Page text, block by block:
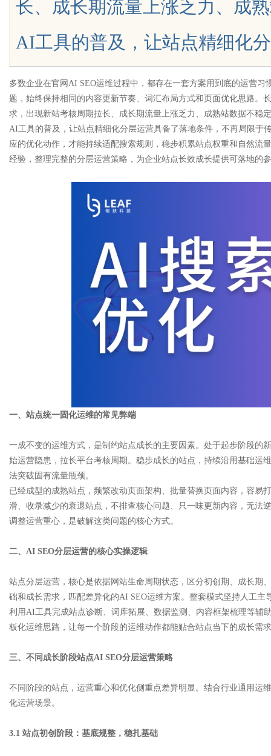
Bo
长、成长期流量上涨乏力、成
AI工具的普及，让站点精细化
多数企业在官网AI SEO运维过程中，都存在一套方案用到底的运营
题，始终保持相同的内容更新节奏、词汇布局方式和页面优化思路。
求，出现新站考核周期拉长、成长期流量上涨乏力、成熟站数据不稳
AI工具的普及，让站点精细化分层运营具备了落地条件，不再局限于
应的优化动作，才能持续适配搜索规则，稳步积累站点权重和自然流
经验，整理完整的分层运营策略，为企业站点长效成长提供可落地的
一、站点统一固化运维的常见弊端
一成不变的运维方式，是制约站点成长的主要因素。处于起步阶段的
始运营隐患，拉长平台考核周期。稳步成长的站点，持续沿用基础运
法突破固有流量瓶颈。
已经成型的成熟站点，频繁改动页面架构、批量替换页面内容，容易
滑、收录减少的衰退站点，不排查核心问题、只一味更新内容，无法
调整运营重心，是破解这类问题的核心方式。
二、AI SEO分层运营的核心实操逻辑
站点分层运营，核心是依据网站生命周期状态，区分初创期、成长期
础和成长需求，匹配差异化的AI SEO运维方案。整套模式坚持人工主
利用AI工具完成站点诊断、词库拓展、数据监测、内容框架梳理等辅
板化运维思路，让每一个阶段的运维动作都能贴合站点当下的成长需
三、不同成长阶段站点AI SEO分层运营策略
不同阶段的站点，运营重心和优化侧重点差异明显。结合行业通用运
化运营场景。
3.1 站点初创阶段：基底规整，稳扎基础